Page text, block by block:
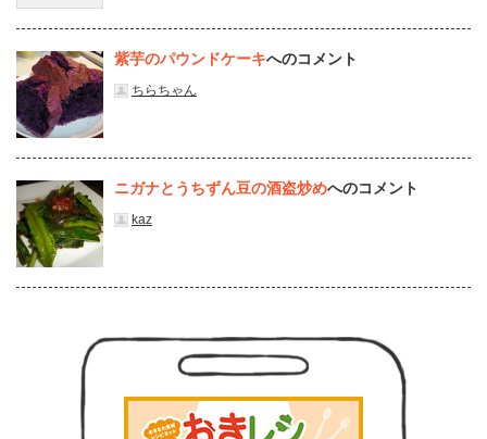
紫芋のパウンドケーキへのコメント
ちらちゃん
ニガナとうちずん豆の酒盗炒めへのコメント
kaz